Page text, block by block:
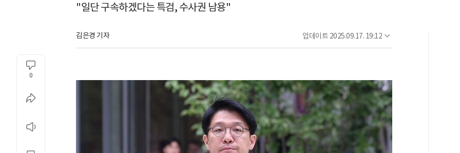
"일단 구속하겠다는 특검, 수사권 남용"
김은경 기자 업데이트 2025.09.17. 19:12
0